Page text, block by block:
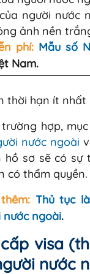
người nước
ảnh nền
phí: Mẫu số
Nam.
thời hạn ít nhất
hợp,
nước ngoài
hồ sơ sẽ có sự
có thẩm quyền.
Thủ tục
nước ngoài.
visa
nước